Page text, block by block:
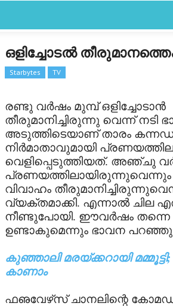
FEATURED
REVIEW
GALLERY
LATEST
OTHER LANGUAGE
STARBYTE
STARBYTES
TV
ഒളിച്ചോടല്‍
Starbytes TV
രണ്ടു വര്‍ഷം മുമ്പ് ഒളിച്ചോടാന്‍
തീരുമാനിച്ചിരുന്നു വെന്ന് നടി
അടുത്തിടെയാണ് താരം
നിര്‍മാതാവുമായി
വെളിപ്പെടുത്തിയത്. അഞ്ചു
വിവാഹം
വ്യക്തമാക്കി. എന്നാല്‍ ചില
നീണ്ടുപോയി. ഈവര്‍ഷം തന്നെ
ഉണ്ടാകുമെന്നും ഭാവന
കുഞ്ഞാലി മരയ്ക്കറായി
കാണാം
ഫഌവേഴ്‌സ് ചാനലിന്റെ